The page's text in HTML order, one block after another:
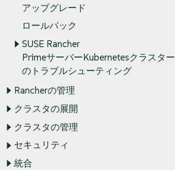
アップグレード
ロールバック
SUSE Rancher
PrimeサーバーKubernetesクラスター
のトラブルシューティング
Rancherの管理
クラスタの展開
クラスタの管理
セキュリティ
統合